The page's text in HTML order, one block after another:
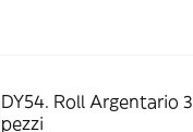
DY54. Roll Argentario 3
pezzi